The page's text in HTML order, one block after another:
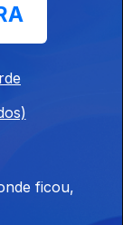
para o
ficou,